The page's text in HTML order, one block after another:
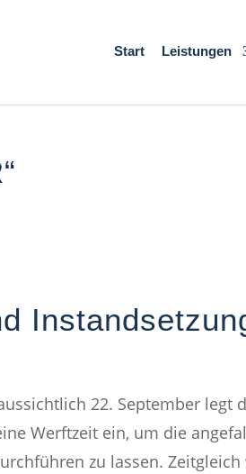
Start Leistungen
22. September legt
Werftzeit ein, um die
zu lassen.